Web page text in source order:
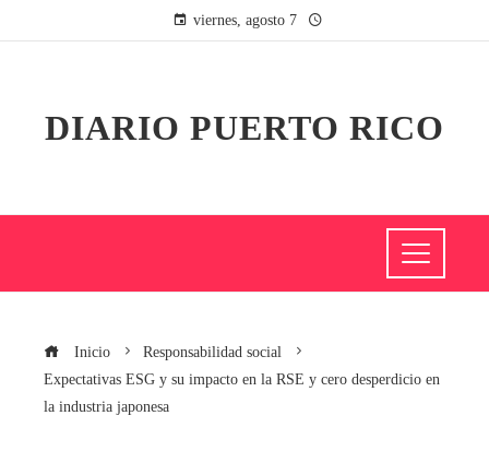
viernes, agosto 7
DIARIO PUERTO RICO
Inicio
Responsabilidad social
Expectativas ESG y su impacto en la RSE y cero desperdicio en
la industria japonesa